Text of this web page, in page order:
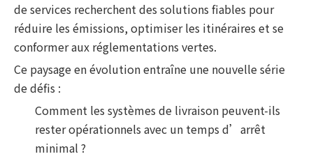
de services recherchent des solutions fiables pour
réduire les émissions, optimiser les itinéraires et se
conformer aux réglementations vertes.
Ce paysage en évolution entraîne une nouvelle série
de défis :
Comment les systèmes de livraison peuvent-ils
rester opérationnels avec un temps d’arrêt
minimal ?